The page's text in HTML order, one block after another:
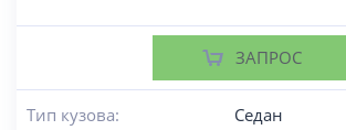
ЗАПРОС
Тип кузова:
Седан